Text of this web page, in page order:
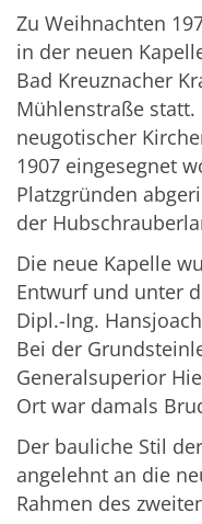
Zu Weihnachten
in der neuen
Bad Kreuznacher
Mühlenstraße statt.
neugotischer
1907 eingesegnet
Platzgründen
der
Die neue Kapelle
Entwurf und unter
Dipl.-Ing.
Bei der
Generalsuperior
Ort war damals
Der bauliche Stil
angelehnt an die
Rahmen des